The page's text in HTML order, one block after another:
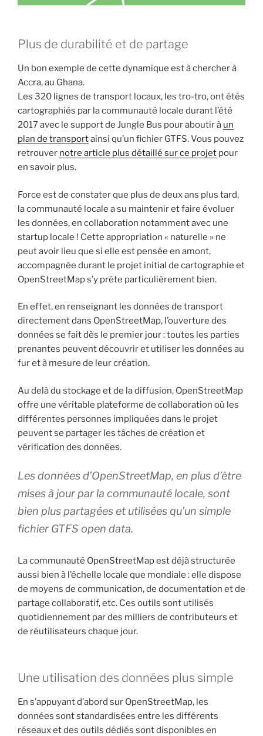
Plus de durabilité et de partage
Un bon exemple de cette dynamique est à chercher à
Accra, au Ghana.
Les 320 lignes de transport locaux, les tro-tro, ont étés
cartographiés par la communauté locale durant l’été
2017 avec le support de Jungle Bus pour aboutir à un
plan de transportainsi qu’un fichier GTFS. Vous pouvez
retrouver notre article plus détaillé sur ce projet pour
en savoir plus.
Force est de constater que plus de deux ans plus tard,
la communauté locale a su maintenir et faire évoluer
les données, en collaboration notamment avec une
startup locale ! Cette appropriation « naturelle » ne
peut avoir lieu que si elle est pensée en amont,
accompagnée durant le projet initial de cartographie et
OpenStreetMap s’y prête particulièrement bien.
En effet, en renseignant les données de transport
directement dans OpenStreetMap, l’ouverture des
données se fait dès le premier jour : toutes les parties
prenantes peuvent découvrir et utiliser les données au
fur et à mesure de leur création.
Au delà du stockage et de la diffusion, OpenStreetMap
offre une véritable plateforme de collaboration où les
différentes personnes impliquées dans le projet
peuvent se partager les tâches de création et
vérification des données.
Les données d’OpenStreetMap, en plus d’être
mises à jour par la communauté locale, sont
bien plus partagées et utilisées qu’un simple
fichier GTFS open data.
La communauté OpenStreetMap est déjà structurée
aussi bien à l’échelle locale que mondiale : elle dispose
de moyens de communication, de documentation et de
partage collaboratif, etc. Ces outils sont utilisés
quotidiennement par des milliers de contributeurs et
de réutilisateurs chaque jour.
Une utilisation des données plus simple
En s’appuyant d’abord sur OpenStreetMap, les
données sont standardisées entre les différents
réseaux et des outils dédiés sont disponibles en